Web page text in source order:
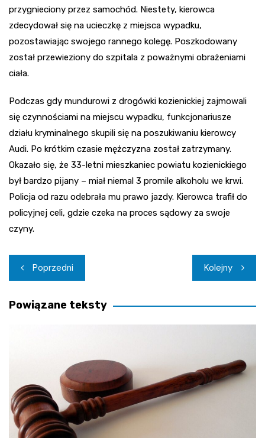
przygnieciony przez samochód. Niestety, kierowca
zdecydował się na ucieczkę z miejsca wypadku,
pozostawiając swojego rannego kolegę. Poszkodowany
został przewieziony do szpitala z poważnymi obrażeniami
ciała.
Podczas gdy mundurowi z drogówki kozienickiej zajmowali
się czynnościami na miejscu wypadku, funkcjonariusze
działu kryminalnego skupili się na poszukiwaniu kierowcy
Audi. Po krótkim czasie mężczyzna został zatrzymany.
Okazało się, że 33-letni mieszkaniec powiatu kozienickiego
był bardzo pijany – miał niemal 3 promile alkoholu we krwi.
Policja od razu odebrała mu prawo jazdy. Kierowca trafił do
policyjnej celi, gdzie czeka na proces sądowy za swoje
czyny.
Nawigacja
wpisu
Poprzedni Kolejny
Powiązane teksty